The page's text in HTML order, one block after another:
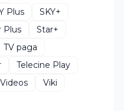
Plus
SKY+
Plus
Star+
TV paga
Telecine Play
Videos
Viki